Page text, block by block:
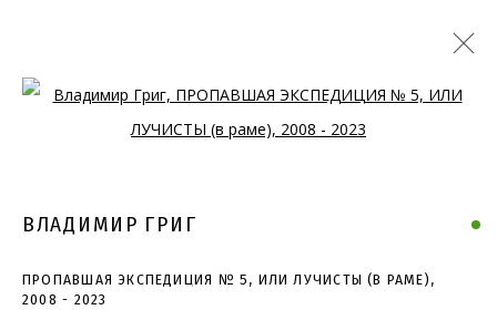
Open a larger version of the
ВЛАДИМИР ГРИГ
ПРОПАВШАЯ ЭКСПЕДИЦИЯ № 5, ИЛИ ЛУЧИСТЫ (В РАМЕ),
2008 - 2023